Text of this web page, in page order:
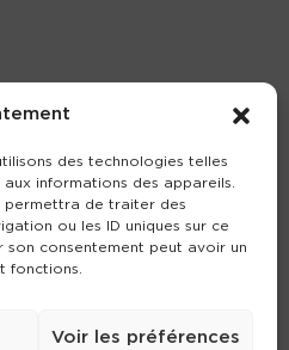
des technologies telles
informations des appareils.
permettra de traiter des
ou les ID uniques sur ce
consentement peut avoir un
fonctions.
Voir les préférences